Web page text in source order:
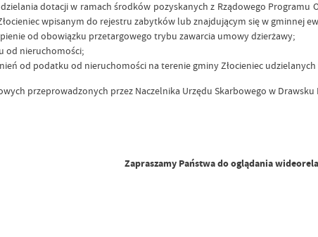
dotacji w ramach środków pozyskanych z Rządowego
wpisanym do rejestru zabytków lub znajdującym się w gminnej
od obowiązku przetargowego trybu zawarcia umowy dzierżawy;
od nieruchomości;
od podatku od nieruchomości na terenie gminy Złocieniec
przeprowadzonych przez Naczelnika Urzędu Skarbowego w Drawsku
Zapraszamy Państwa do oglądania